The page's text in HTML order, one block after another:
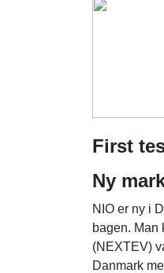
First
Ny
NIO er ny i
bagen. Man
(NEXTEV)
Danmark